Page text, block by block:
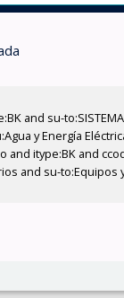
and su-
y Energía
itype:BK and
and su-to:Equipos